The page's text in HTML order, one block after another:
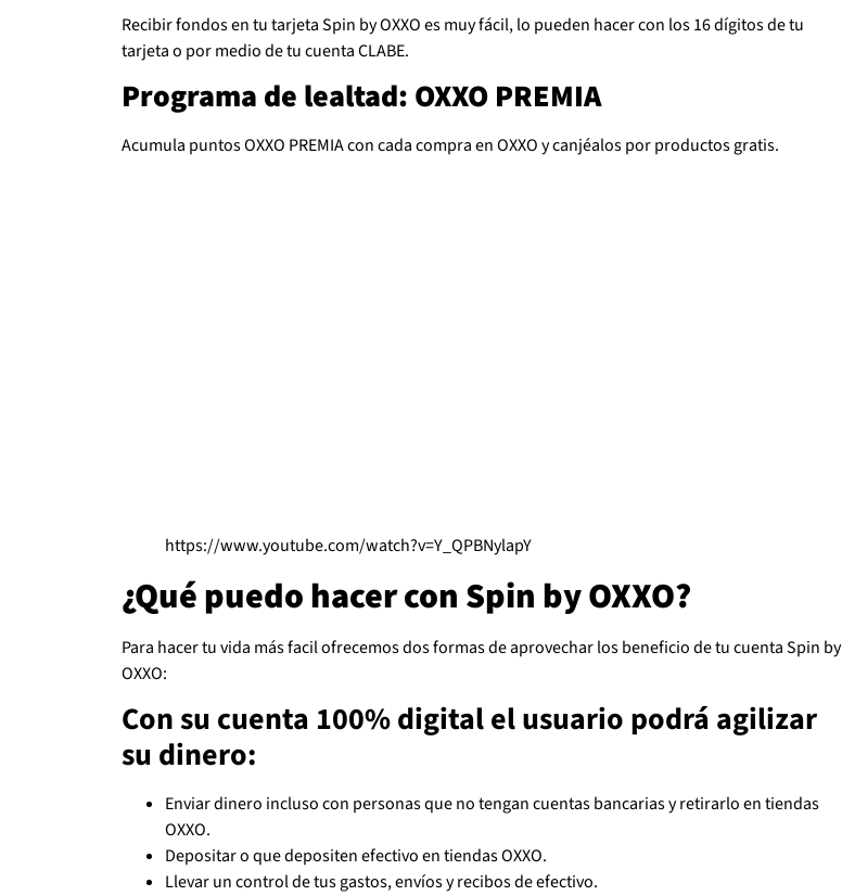
Recibir fondos en tu tarjeta Spin by OXXO es muy fácil, lo pueden hacer con los 16 dígitos de tu
tarjeta o por medio de tu cuenta CLABE.
Programa de lealtad: OXXO PREMIA
Acumula puntos OXXO PREMIA con cada compra en OXXO y canjéalos por productos gratis.
https://www.youtube.com/watch?v=Y_QPBNylapY
¿Qué puedo hacer con Spin by OXXO?
Para hacer tu vida más facil ofrecemos dos formas de aprovechar los beneficio de tu cuenta Spin by
OXXO:
Con su cuenta 100% digital el usuario podrá agilizar
su dinero:
Enviar dinero incluso con personas que no tengan cuentas bancarias y retirarlo en tiendas
OXXO.
Depositar o que depositen efectivo en tiendas OXXO.
Llevar un control de tus gastos, envíos y recibos de efectivo.